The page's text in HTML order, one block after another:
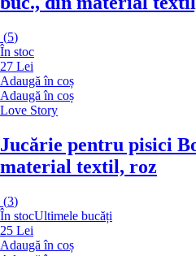
(5)
În stoc
27 Lei
Adaugă în coș
Adaugă în coș
Love Story
Jucărie pentru pisici
material textil, roz
(3)
În stocUltimele bucăți
25 Lei
Adaugă în coș